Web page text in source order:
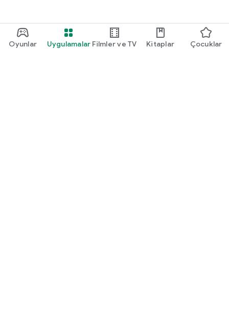
Oyunlar Uygulamalar Filmler ve TV Kitaplar Çocuklar